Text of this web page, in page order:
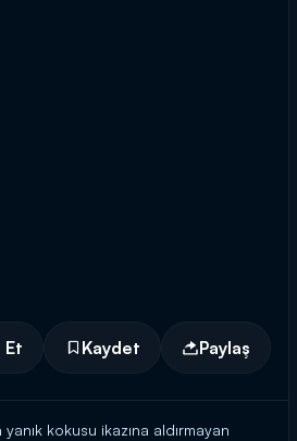
Et Kaydet Paylaş
kokusu ikazına aldırmayan